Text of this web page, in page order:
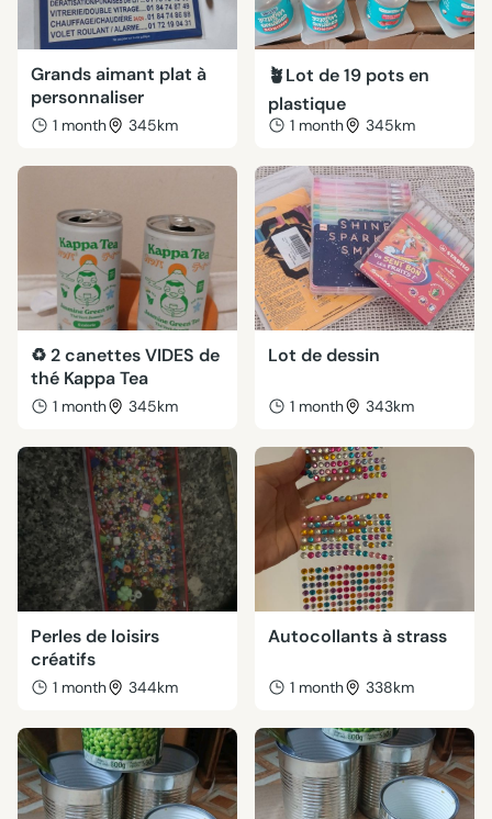
Grands aimant plat à
personnaliser
1 month 345km
🪴Lot de 19 pots en
plastique
1 month 345km
♻️ 2 canettes VIDES de
thé Kappa Tea
1 month 345km
Lot de dessin
1 month 343km
Perles de loisirs
créatifs
1 month 344km
Autocollants à strass
1 month 338km